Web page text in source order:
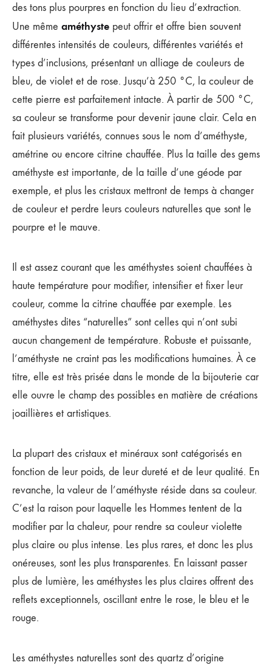
des tons plus pourpres en fonction du lieu d’extraction.
Une même améthyste peut offrir et offre bien souvent
différentes intensités de couleurs, différentes variétés et
types d’inclusions, présentant un alliage de couleurs de
bleu, de violet et de rose. Jusqu’à 250 °C, la couleur de
cette pierre est parfaitement intacte. À partir de 500 °C,
sa couleur se transforme pour devenir jaune clair. Cela en
fait plusieurs variétés, connues sous le nom d’améthyste,
amétrine ou encore citrine chauffée. Plus la taille des gems
améthyste est importante, de la taille d’une géode par
exemple, et plus les cristaux mettront de temps à changer
de couleur et perdre leurs couleurs naturelles que sont le
pourpre et le mauve.
Il est assez courant que les améthystes soient chauffées à
haute température pour modifier, intensifier et fixer leur
couleur, comme la citrine chauffée par exemple. Les
améthystes dites “naturelles” sont celles qui n’ont subi
aucun changement de température. Robuste et puissante,
l’améthyste ne craint pas les modifications humaines. À ce
titre, elle est très prisée dans le monde de la bijouterie car
elle ouvre le champ des possibles en matière de créations
joaillières et artistiques.
La plupart des cristaux et minéraux sont catégorisés en
fonction de leur poids, de leur dureté et de leur qualité. En
revanche, la valeur de l’améthyste réside dans sa couleur.
C’est la raison pour laquelle les Hommes tentent de la
modifier par la chaleur, pour rendre sa couleur violette
plus claire ou plus intense. Les plus rares, et donc les plus
onéreuses, sont les plus transparentes. En laissant passer
plus de lumière, les améthystes les plus claires offrent des
reflets exceptionnels, oscillant entre le rose, le bleu et le
rouge.
Les améthystes naturelles sont des quartz d’origine